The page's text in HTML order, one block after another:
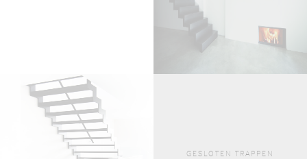
GESLOTEN TRAPPEN